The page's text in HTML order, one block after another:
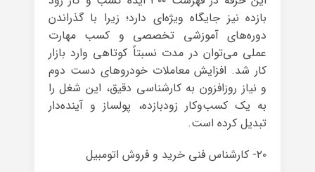
بازده نیز جایگاه ویژه‌ای دارد؛ زیرا با گذراندن
دوره‌های آموزشی تخصصی و کسب مهارت
عملی می‌توان در مدت نسبتاً کوتاهی وارد بازار
کار شد. افزایش معاملات خودروهای دست دوم
و نیاز روزافزون به کارشناسی دقیق، این شغل را
به یک کسب‌وکار زودبازده، پولساز و آینده‌دار
تبدیل کرده است.
۲۰- کارشناس فنی خرید و فروش اتومبیل